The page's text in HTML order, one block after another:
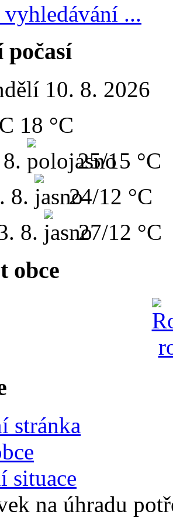
vyhledávání ...
10. 8. 2026
18 °C
25/15 °C
8.
24/12 °C
8. 27/12 °C
obce
stránka
situace
na úhradu